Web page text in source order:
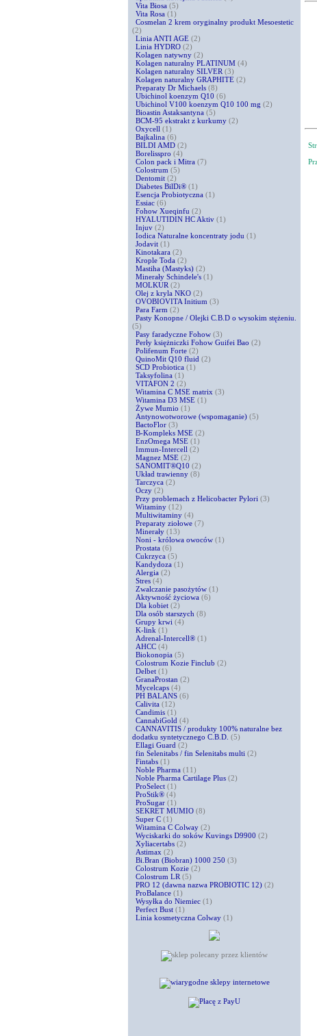
Vita Biosa (5)
Vita Rosa (1)
Cosmelan 2 krem oryginalny produkt Mesoestetic
(2)
Linia ANTI AGE (2)
Linia HYDRO (2)
Kolagen natywny (2)
Kolagen naturalny PLATINUM (4)
Kolagen naturalny SILVER (3)
Kolagen naturalny GRAPHITE (2)
Preparaty Dr Michaels (8)
Ubichinol koenzym Q10 (6)
Ubichinol V100 koenzym Q10 100 mg (2)
Bioastin Astaksantyna (5)
BCM-95 ekstrakt z kurkumy (2)
Oxycell (1)
Bajkalina (6)
BILDI AMD (2)
Borelisspro (4)
Colon pack i Mitra (7)
Colostrum (5)
Dentomit (2)
Diabetes BilDi® (1)
Esencja Probiotyczna (1)
Essiac (6)
Fohow Xueqinfu (2)
HYALUTIDIN HC Aktiv (1)
Injuv (2)
Iodica Naturalne koncentraty jodu (1)
Jodavit (1)
Kinotakara (2)
Krople Toda (2)
Mastiha (Mastyks) (2)
Minerały Schindele's (1)
MOLKUR (2)
Olej z kryla NKO (2)
OVOBIOVITA Initium (3)
Para Farm (2)
Pasty Konopne / Olejki C.B.D o wysokim stężeniu.
(5)
Pasy faradyczne Fohow (3)
Perły księżniczki Fohow Guifei Bao (2)
Polifenum Forte (2)
QuinoMit Q10 fluid (2)
SCD Probiotica (1)
Taksyfolina (1)
VITAFON 2 (2)
Witamina C MSE matrix (3)
Witamina D3 MSE (1)
Żywe Mumio (1)
Antynowotworowe (wspomaganie) (5)
BactoFlor (3)
B-Kompleks MSE (2)
EnzOmega MSE (1)
Immun-Intercell (2)
Magnez MSE (2)
SANOMIT®Q10 (2)
Układ trawienny (8)
Tarczyca (2)
Oczy (2)
Przy problemach z Helicobacter Pylori (3)
Witaminy (12)
Multiwitaminy (4)
Preparaty ziołowe (7)
Minerały (13)
Noni - królowa owoców (1)
Prostata (6)
Cukrzyca (5)
Kandydoza (1)
Alergia (2)
Stres (4)
Zwalczanie pasożytów (1)
Aktywność życiowa (6)
Dla kobiet (2)
Dla osób starszych (8)
Grupy krwi (4)
K-link (1)
Adrenal-Intercell® (1)
AHCC (4)
Biokonopia (5)
Colostrum Kozie Finclub (2)
Delbet (1)
GranaProstan (2)
Mycelcaps (4)
PH BALANS (6)
Calivita (12)
Candimis (1)
CannabiGold (4)
CANNAVITIS / produkty 100% naturalne bez
dodatku syntetycznego C.B.D. (5)
Ellagi Guard (2)
fin Selenitabs / fin Selenitabs multi (2)
Fintabs (1)
Noble Pharma (11)
Noble Pharma Cartilage Plus (2)
ProSelect (1)
ProStik® (4)
ProSugar (1)
SEKRET MUMIO (8)
Super C (1)
Witamina C Colway (2)
Wyciskarki do soków Kuvings D9900 (2)
Xyliacertabs (2)
Astimax (2)
Bi.Bran (Biobran) 1000 250 (3)
Colostrum Kozie (2)
Colostrum LR (5)
PRO 12 (dawna nazwa PROBIOTIC 12) (2)
ProBalance (1)
Wysyłka do Niemiec (1)
Perfect Bust (1)
Linia kosmetyczna Colway (1)